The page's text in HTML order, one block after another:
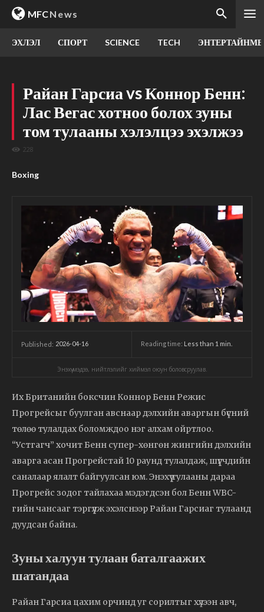
MFCNews
ЭХЛЭЛ СПОРТ SCIENCE TECH
Райан Гарсиа vs Коннор Бенн:
Лас Вегас хотноо болох зуны
том тулааны хэлэлцээ эхэлжээ
228
Boxing
Published: 2026-04-16 Reading time: Less than 1 min.
Энэхүү мэдээ, нийтлэлийг хиймэл оюун боловсруулав.
Их Британийн боксчин Коннор Бенн Режис
Прогрейсыг буулган авснаар дэлхийн аваргын бүсний
төлөө тулалдах боломждоо нэг алхам ойртлоо.
“Устгагч” хочит Бенн супер-хөнгөн жингийн дэлхийн
аварга асан Прогрейстай 10 раунд тулалдаж, шүүгчдийн
саналаар ялалт байгуулсан юм. Энэхүү тулааны дараа
Прогрейс зодог тайлахаа мэдэгдсэн бол Бенн WBC-
гийн чансааг тэргүүлж эхэлснээр Райан Гарсиаг тулаанд
дуудсан байна.
Зуны халуун тулаан баталгаажих
шатандаа
Райан Гарсиа цахим орчинд уг сорилтыг хүлээн авч,